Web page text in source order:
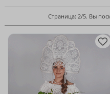
Страница: 2/5. Вы